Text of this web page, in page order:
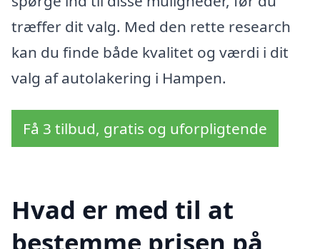
træffer dit valg. Med den rette research
kan du finde både kvalitet og værdi i dit
valg af autolakering i Hampen.
Få 3 tilbud, gratis og uforpligtende
Hvad er med til at
bestemme prisen på